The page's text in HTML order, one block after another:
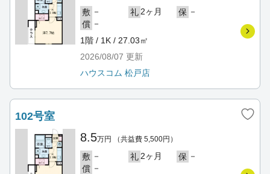
敷 － 礼 2ヶ月 保 －
償 －
1階 / 1K / 27.03㎡
2026/08/07 更新
ハウスコム 松戸店
102号室
8.5万円 （共益費 5,500円）
敷 － 礼 2ヶ月 保 －
償 －